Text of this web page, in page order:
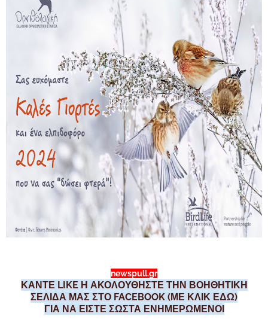
newspull.gr
ΚΑΝΤΕ LIKE Η ΑΚΟΛΟΥΘΗΣΤΕ ΤΗΝ ΒΟΗΘΗΤΙΚΗ
ΣΕΛΙΔΑ ΜΑΣ ΣΤΟ FACEBOOK (ΜΕ ΚΛΙΚ ΕΔΩ)
ΓΙΑ ΝΑ ΕΙΣΤΕ ΣΩΣΤΑ ΕΝΗΜΕΡΩΜΕΝΟΙ